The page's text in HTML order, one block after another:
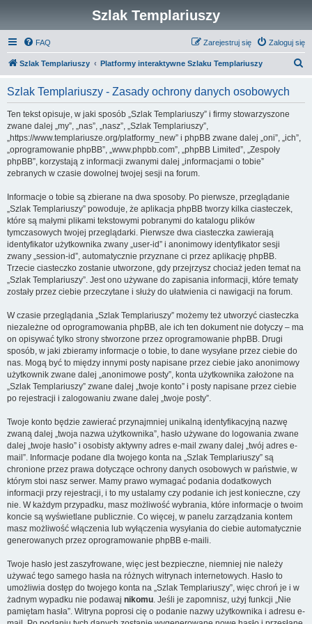
Szlak Templariuszy
FAQ Zaloguj się
Zarejestruj się
Szlak Templariuszy Platformy interaktywne Szlaku Templariuszy
Szlak Templariuszy - Zasady ochrony danych osobowych
Ten tekst opisuje, w jaki sposób „Szlak Templariuszy” i firmy stowarzyszone
zwane dalej „my”, „nas”, „nasz”, „Szlak Templariuszy”,
„https://www.templariusze.org/platformy_new” i phpBB zwane dalej „oni”, „ich”,
„oprogramowanie phpBB”, „www.phpbb.com”, „phpBB Limited”, „Zespoły
phpBB”, korzystają z informacji zwanymi dalej „informacjami o tobie”
zebranych w czasie dowolnej twojej sesji na forum.
Informacje o tobie są zbierane na dwa sposoby. Po pierwsze, przeglądanie
„Szlak Templariuszy” powoduje, że aplikacja phpBB tworzy kilka ciasteczek,
które są małymi plikami tekstowymi pobranymi do katalogu plików
tymczasowych twojej przeglądarki. Pierwsze dwa ciasteczka zawierają
identyfikator użytkownika zwany „user-id” i anonimowy identyfikator sesji
zwany „session-id”, automatycznie przyznane ci przez aplikację phpBB.
Trzecie ciasteczko zostanie utworzone, gdy przejrzysz chociaż jeden temat na
„Szlak Templariuszy”. Jest ono używane do zapisania informacji, które tematy
zostały przez ciebie przeczytane i służy do ułatwienia ci nawigacji na forum.
W czasie przeglądania „Szlak Templariuszy” możemy też utworzyć ciasteczka
niezależne od oprogramowania phpBB, ale ich ten dokument nie dotyczy – ma
on opisywać tylko strony stworzone przez oprogramowanie phpBB. Drugi
sposób, w jaki zbieramy informacje o tobie, to dane wysyłane przez ciebie do
nas. Mogą być to między innymi posty napisane przez ciebie jako anonimowy
użytkownik zwane dalej „anonimowe posty”, konta użytkownika założone na
„Szlak Templariuszy” zwane dalej „twoje konto” i posty napisane przez ciebie
po rejestracji i zalogowaniu zwane dalej „twoje posty”.
Twoje konto będzie zawierać przynajmniej unikalną identyfikacyjną nazwę
zwaną dalej „twoja nazwa użytkownika”, hasło używane do logowania zwane
dalej „twoje hasło” i osobisty aktywny adres e-mail zwany dalej „twój adres e-
mail”. Informacje podane dla twojego konta na „Szlak Templariuszy” są
chronione przez prawa dotyczące ochrony danych osobowych w państwie, w
którym stoi nasz serwer. Mamy prawo wymagać podania dodatkowych
informacji przy rejestracji, i to my ustalamy czy podanie ich jest konieczne, czy
nie. W każdym przypadku, masz możliwość wybrania, które informacje o twoim
koncie są wyświetlane publicznie. Co więcej, w panelu zarządzania kontem
masz możliwość włączenia lub wyłączenia wysyłania do ciebie automatycznie
generowanych przez oprogramowanie phpBB e-maili.
Twoje hasło jest zaszyfrowane, więc jest bezpieczne, niemniej nie należy
używać tego samego hasła na różnych witrynach internetowych. Hasło to
umożliwia dostęp do twojego konta na „Szlak Templariuszy”, więc chroń je i w
żadnym wypadku nie podawaj nikomu. Jeśli je zapomnisz, użyj funkcji „Nie
pamiętam hasła”. Witryna poprosi cię o podanie nazwy użytkownika i adresu e-